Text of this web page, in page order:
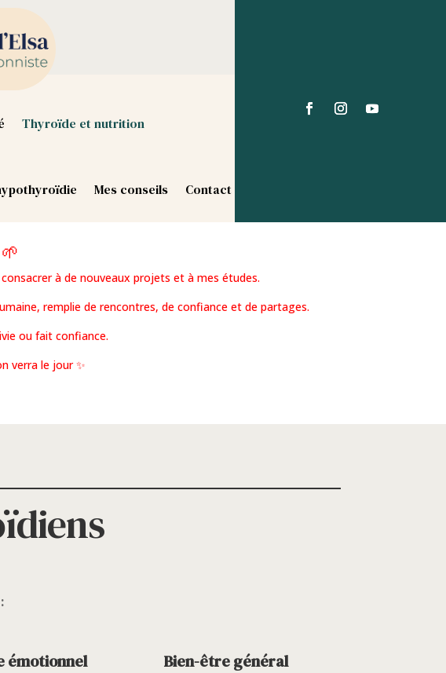
Thyroïde et nutrition
Mes conseils Contact
à de nouveaux projets et à mes études.
remplie de rencontres, de confiance et de partages.
ou fait confiance.
verra le jour ✨
émotionnel Bien-être général